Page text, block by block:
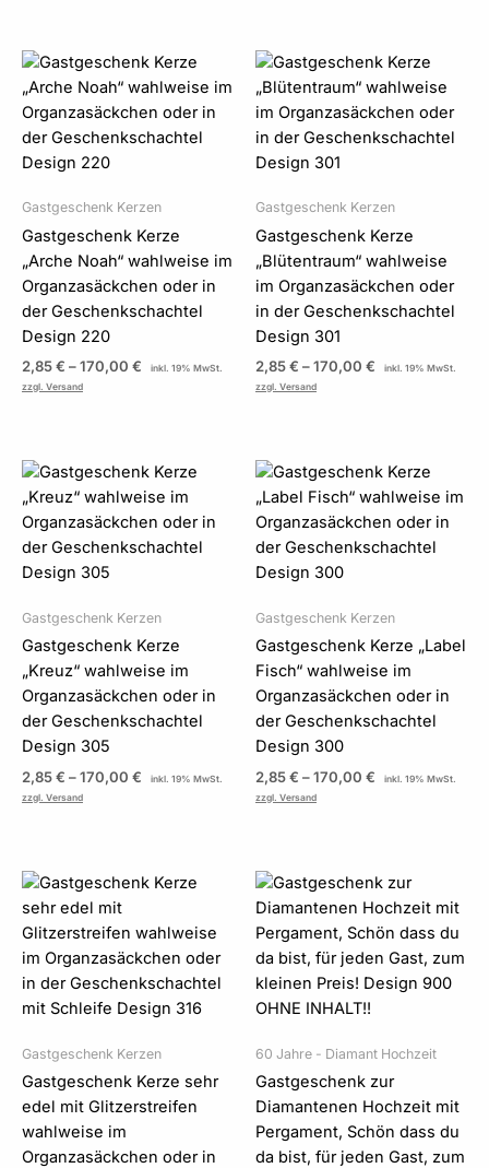
Gastgeschenk Kerzen
Gastgeschenk Kerze
„Arche Noah“ wahlweise im
Organzasäckchen oder in
der Geschenkschachtel
Design 220
2,85€ –170,00 €
Preisspanne:
bis
170,00 €
inkl. 19% MwSt.
zzgl. Versand
Gastgeschenk Kerzen
Gastgeschenk Kerze
„Blütentraum“ wahlweise
im Organzasäckchen oder
in der Geschenkschachtel
Design 301
2,85€ –170,00 €
Preisspanne:
bis
170,00 €
inkl. 19% MwSt.
zzgl. Versand
Gastgeschenk Kerzen
Gastgeschenk Kerze
„Kreuz“ wahlweise im
Organzasäckchen oder in
der Geschenkschachtel
Design 305
2,85€ –170,00 €
Preisspanne:
2,85 €
bis
170,00 €
inkl. 19% MwSt.
zzgl. Versand
Gastgeschenk Kerzen
Gastgeschenk Kerze „Label
Fisch“ wahlweise im
Organzasäckchen oder in
der Geschenkschachtel
Design 300
2,85€ –170,00 €
Preisspanne:
2,85 €
bis
170,00 €
inkl. 19% MwSt.
zzgl. Versand
Gastgeschenk Kerzen
Gastgeschenk Kerze sehr
edel mit Glitzerstreifen
wahlweise im
Organzasäckchen oder in
Preisspanne:
170,00 €
60 Jahre - Diamant Hochzeit
Gastgeschenk zur
Diamantenen Hochzeit mit
Pergament, Schön dass du
da bist, für jeden Gast, zum
Preisspanne:
bis
39,80 €